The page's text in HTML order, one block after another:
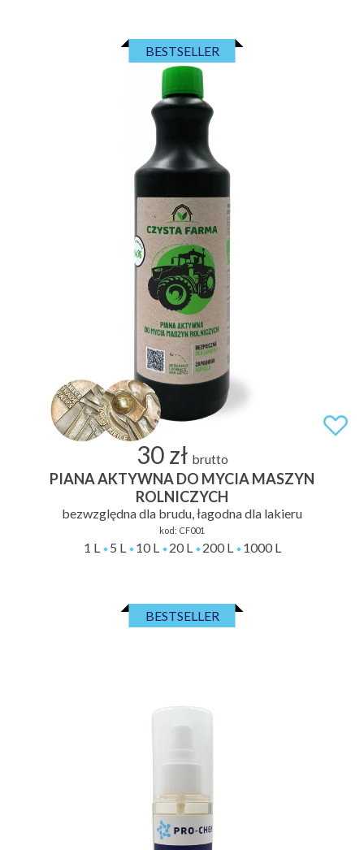
BESTSELLER
30 zł brutto
PIANA AKTYWNA DO MYCIA MASZYN
ROLNICZYCH
bezwzględna dla brudu, łagodna dla lakieru
kod: CF001
1 L 5 L 10 L 20 L 200 L 1000 L
BESTSELLER